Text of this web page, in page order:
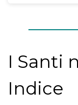
I Santi
Indice